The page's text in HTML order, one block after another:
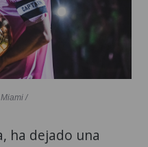
/
ha dejado una